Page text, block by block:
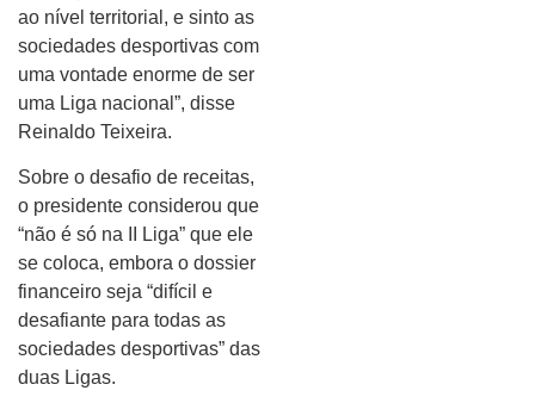
ao nível territorial, e sinto as
sociedades desportivas com
uma vontade enorme de ser
uma Liga nacional”, disse
Reinaldo Teixeira.
Sobre o desafio de receitas,
o presidente considerou que
“não é só na II Liga” que ele
se coloca, embora o dossier
financeiro seja “difícil e
desafiante para todas as
sociedades desportivas” das
duas Ligas.